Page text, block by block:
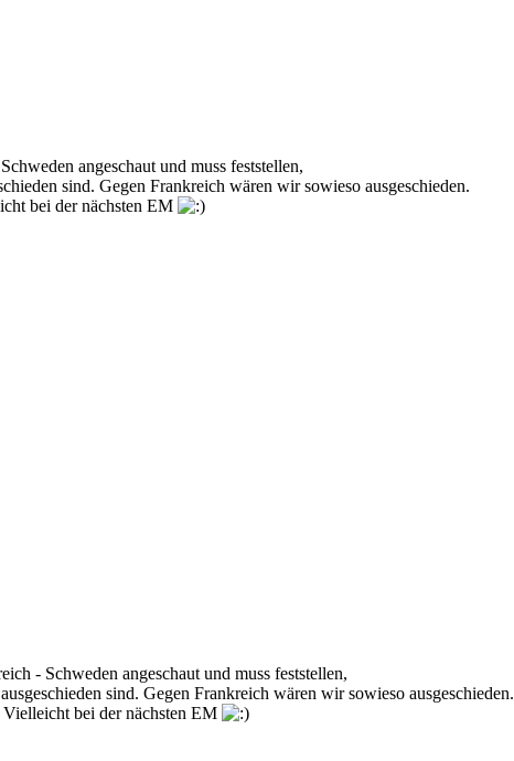
angeschaut und muss feststellen,
sind. Gegen Frankreich wären wir sowieso ausgeschieden.
bei der nächsten EM
- Schweden angeschaut und muss feststellen,
sind. Gegen Frankreich wären wir sowieso ausgeschieden.
bei der nächsten EM